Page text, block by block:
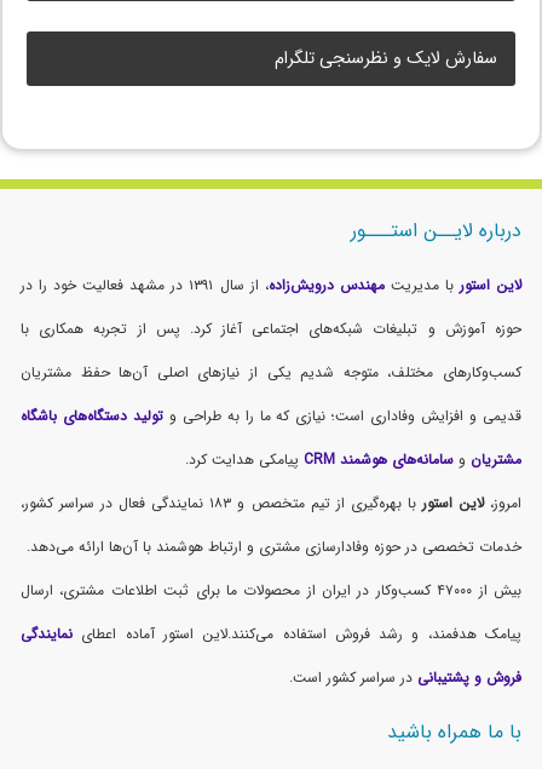
سفارش لایک و نظرسنجی تلگرام